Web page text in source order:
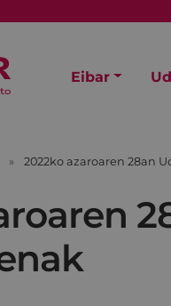
Eibar
2022ko azaroaren 28an